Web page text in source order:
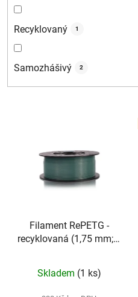
Recyklovaný 1
Samozhášivý 2
Filament RePETG -
recyklovaná (1,75 mm; 1
Skladem (1 ks)